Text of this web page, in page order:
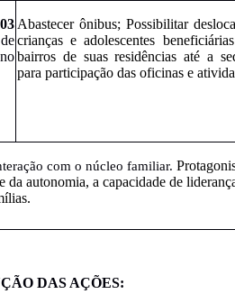
Abastecer ônibus; Possibilitar
crianças e adolescentes
bairros de suas residências até a
para participação das oficinas e
com o núcleo familiar.
da autonomia, a capacidade de
DAS AÇÕES: